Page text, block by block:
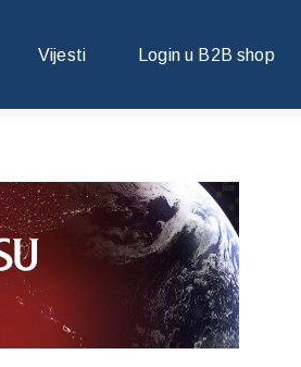
Vijesti Login u B2B shop